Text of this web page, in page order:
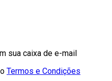
sua caixa de e-mail
Termos e Condições